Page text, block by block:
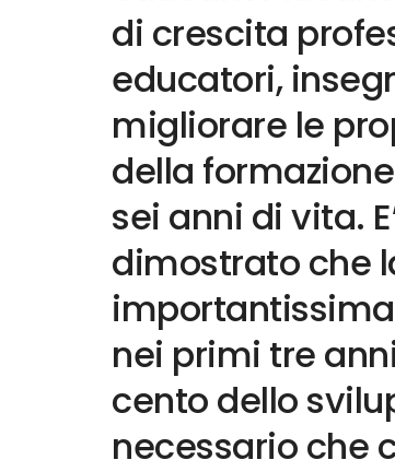
di crescita
educatori,
migliorare le
della
sei anni di vita.
dimostrato che
nei primi tre
cento dello
necessario che